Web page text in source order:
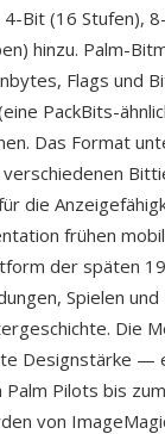
Bit (16 Stufen),
hinzu. Palm-
Flags und
PackBits-
Das Format
die
frühen
der späten
Spielen
Die
Designstärke —
Pilots bis
von